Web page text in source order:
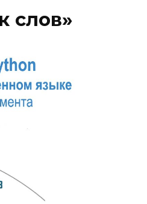
слов»